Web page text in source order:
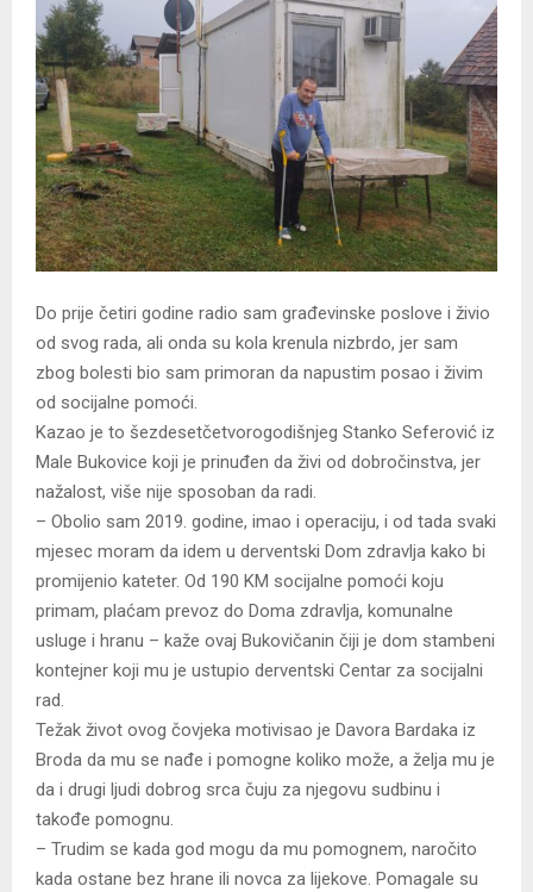
Do prije četiri godine radio sam građevinske poslove i živio
od svog rada, ali onda su kola krenula nizbrdo, jer sam
zbog bolesti bio sam primoran da napustim posao i živim
od socijalne pomoći.
Kazao je to šezdesetčetvorogodišnjeg Stanko Seferović iz
Male Bukovice koji je prinuđen da živi od dobročinstva, jer
nažalost, više nije sposoban da radi.
– Obolio sam 2019. godine, imao i operaciju, i od tada svaki
mjesec moram da idem u derventski Dom zdravlja kako bi
promijenio kateter. Od 190 KM socijalne pomoći koju
primam, plaćam prevoz do Doma zdravlja, komunalne
usluge i hranu – kaže ovaj Bukovičanin čiji je dom stambeni
kontejner koji mu je ustupio derventski Centar za socijalni
rad.
Težak život ovog čovjeka motivisao je Davora Bardaka iz
Broda da mu se nađe i pomogne koliko može, a želja mu je
da i drugi ljudi dobrog srca čuju za njegovu sudbinu i
takođe pomognu.
– Trudim se kada god mogu da mu pomognem, naročito
kada ostane bez hrane ili novca za lijekove. Pomagale su